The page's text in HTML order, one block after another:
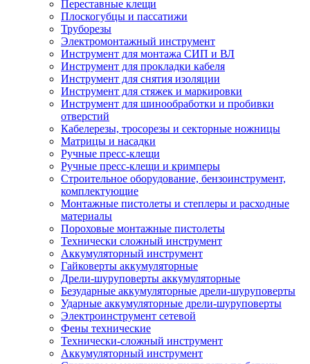
Переставные клещи
Плоскогубцы и пассатижи
Труборезы
Электромонтажный инструмент
Инструмент для монтажа СИП и ВЛ
Инструмент для прокладки кабеля
Инструмент для снятия изоляции
Инструмент для стяжек и маркировки
Инструмент для шинообработки и пробивки
отверстий
Кабелерезы, тросорезы и секторные ножницы
Матрицы и насадки
Ручные пресс-клещи
Ручные пресс-клещи и кримперы
Строительное оборудование, бензоинструмент,
комплектующие
Монтажные пистолеты и степлеры и расходные
материалы
Пороховые монтажные пистолеты
Технически сложный инструмент
Аккумуляторный инструмент
Гайковерты аккумуляторные
Дрели-шуруповерты аккумуляторные
Безударные аккумуляторные дрели-шуруповерты
Ударные аккумуляторные дрели-шуруповерты
Электроинструмент сетевой
Фены технические
Технически-сложный инструмент
Аккумуляторный инструмент